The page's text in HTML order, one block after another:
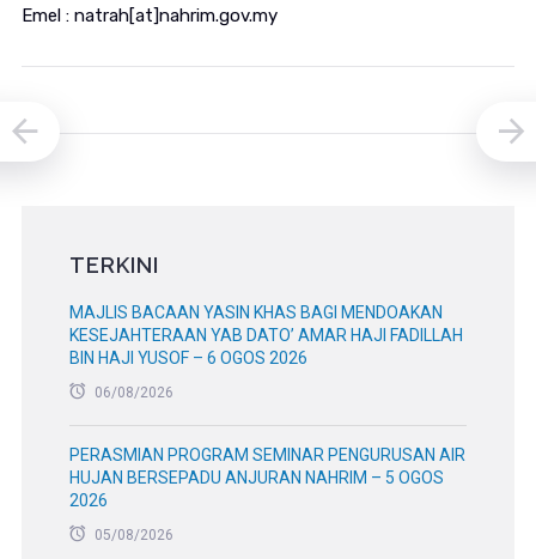
Emel : natrah[at]nahrim.gov.my
TERKINI
MAJLIS BACAAN YASIN KHAS BAGI MENDOAKAN
KESEJAHTERAAN YAB DATO’ AMAR HAJI FADILLAH
BIN HAJI YUSOF – 6 OGOS 2026
06/08/2026
PERASMIAN PROGRAM SEMINAR PENGURUSAN AIR
HUJAN BERSEPADU ANJURAN NAHRIM – 5 OGOS
2026
05/08/2026